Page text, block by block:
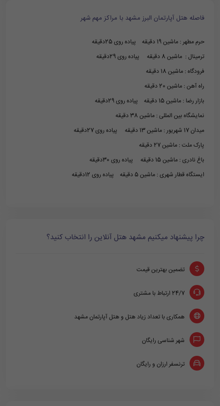
فاصله هتل آپارتمان البرز مشهد با مراکز مهم شهر
حرم مطهر : ماشین 19 دقیقه پیاده روی 25دقیقه
ترمینال : ماشین 8 دقیقه پیاده روی 29دقیقه
فرودگاه : ماشین 18 دقیقه
راه آهن : ماشین 20 دقیقه
بازار رضا : ماشین 15 دقیقه پیاده روی 29دقیقه
نمایشگاه بین المللی : ماشین 38 دقیقه
میدان 17 شهریور : ماشین 13 دقیقه پیاده روی 27دقیقه
پارک ملت : ماشین 27 دقیقه
باغ نادری : ماشین 15 دقیقه پیاده روی 30دقیقه
ایستگاه قطار شهری : ماشین 5 دقیقه پیاده روی 12دقیقه
چرا پیشنهاد میکنیم مشهد هتل آنلاین را انتخاب کنید؟
تضمین بهترین قیمت
24/7 ارتباط با مشتری
همکاری با تعداد زیاد هتل و هتل آپارتمان مشهد
شهر شناسی رایگان
ترنسفر ارزان و رایگان